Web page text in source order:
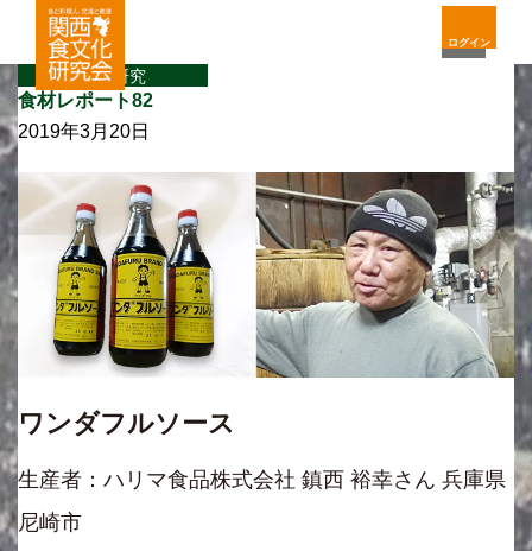
ログイン
食材研究
食材レポート82
2019年3月20日
ワンダフルソース
生産者：ハリマ食品株式会社 鎮西 裕幸さん 兵庫県
尼崎市